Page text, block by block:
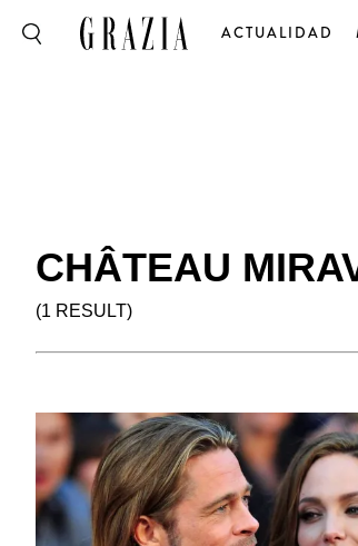
ACTUALIDAD
CHÂTEAU
(1 RESULT)